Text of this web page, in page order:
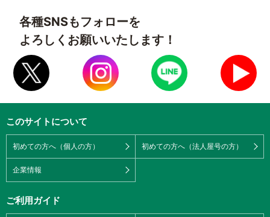
各種SNSもフォローを
よろしくお願いいたします！
このサイトについて
初めての方へ（個人の方） 初めての方へ（法人屋号の方）
企業情報
ご利用ガイド